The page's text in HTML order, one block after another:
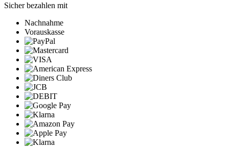
Sicher bezahlen mit
Nachnahme
Vorauskasse